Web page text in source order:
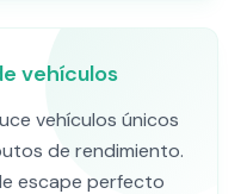
vehículos
vehículos únicos
de rendimiento.
escape perfecto